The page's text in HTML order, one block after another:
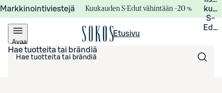
Markkinointiviestejä Kuukauden S-Edut vähintään –20 %
S-
Avaa
valikko
Etusivu
Hae tuotteita tai brändiä